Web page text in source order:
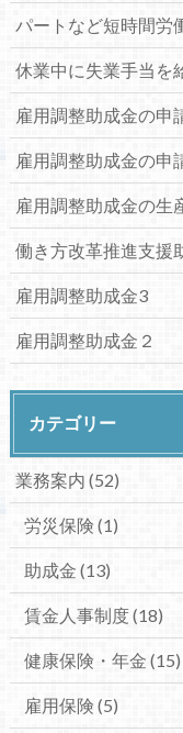
パートなど短時間労
休業中に失業手当を
雇用調整助成金の申
雇用調整助成金の申
雇用調整助成金の生
働き方改革推進支援
雇用調整助成金3
雇用調整助成金２
カテゴリー
業務案内 (52)
労災保険 (1)
助成金 (13)
賃金人事制度(18)
健康保険・年金 (15)
雇用保険 (5)